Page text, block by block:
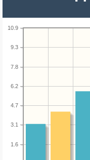
1.6
3.1
4.7
6.2
7.8
9.3
10.9